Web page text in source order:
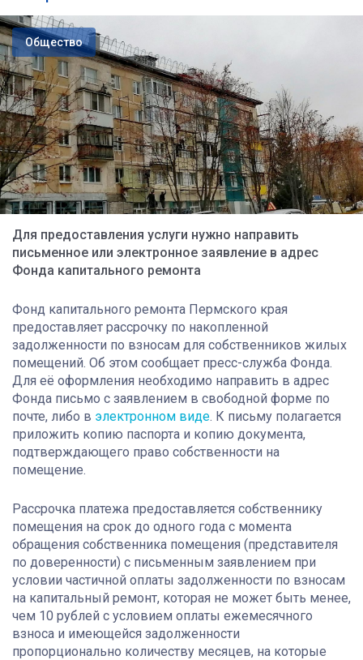
Общество
Для предоставления услуги нужно направить
письменное или электронное заявление в адрес
Фонда капитального ремонта
Фонд капитального ремонта Пермского края
предоставляет рассрочку по накопленной
задолженности по взносам для собственников жилых
помещений. Об этом сообщает пресс-служба Фонда.
Для её оформления необходимо направить в адрес
Фонда письмо с заявлением в свободной форме по
почте, либо в электронном виде. К письму полагается
приложить копию паспорта и копию документа,
подтверждающего право собственности на
помещение.
Рассрочка платежа предоставляется собственнику
помещения на срок до одного года с момента
обращения собственника помещения (представителя
по доверенности) с письменным заявлением при
условии частичной оплаты задолженности по взносам
на капитальный ремонт, которая не может быть менее,
чем 10 рублей с условием оплаты ежемесячного
взноса и имеющейся задолженности
пропорционально количеству месяцев, на которые